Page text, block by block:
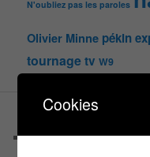
N'oubliez pas les paroles
Olivier Minne pékin
tournagetv W9
Castings
Cookies